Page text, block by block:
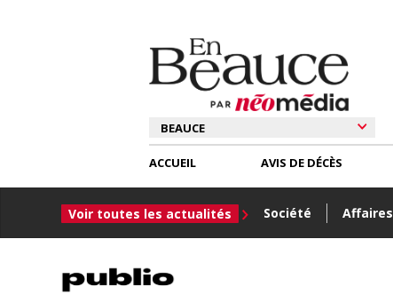
ACCUEIL
Voir toutes les actualités Société Affaires
AVIS DE DÉCÈS